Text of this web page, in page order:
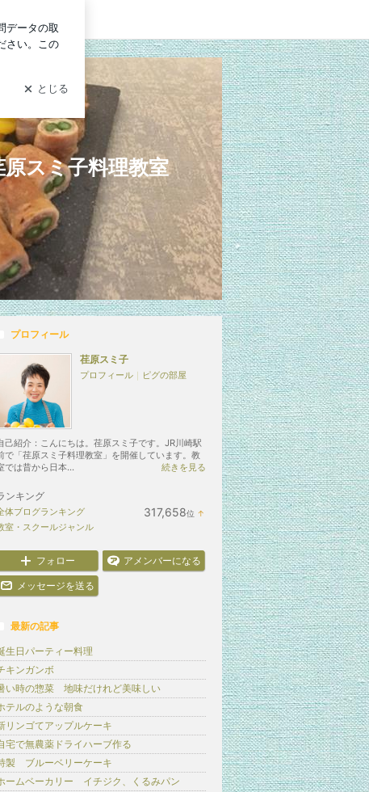
ン
スミ子料理教室
プロフィール
荏原スミ子
プロフィール ｜ ピグの部屋
己紹介：こんにちは。荏原スミ子です。JR川崎駅
で「荏原スミ子料理教室」を開催しています。教
では昔から日本...
続きを見る
ンキング
体ブログランキング 317,658位 ↑
室・スクールジャンル
フォロー アメンバーになる
メッセージを送る
最新の記事
生日パーティー料理
キンガンボ
い時の惣菜 地味だけれど美味しい
テルのような朝食
リンゴてアップルケーキ
宅で無農薬ドライハーブ作る
製 ブルーベリーケーキ
ームベーカリー イチジク、くるみパン